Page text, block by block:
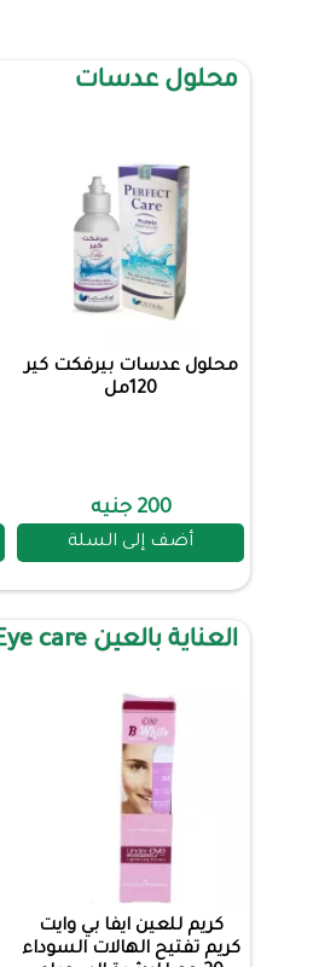
محلول عدسات
محلول عدسات بيرفكت كير
120مل
200 جنيه
أضف إلى السلة
العناية بالعين Eye care
كريم للعين ايفا بي وايت
كريم تفتيح الهالات السوداء